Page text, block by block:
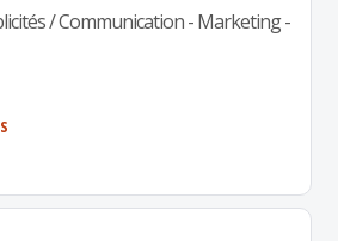
/ Communication - Marketing -